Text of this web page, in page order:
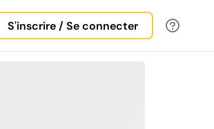
S'inscrire / Se connecter